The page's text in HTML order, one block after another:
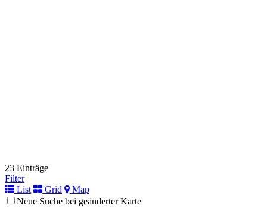
23 Einträge
Filter
List
Grid
Map
Neue Suche bei geänderter Karte